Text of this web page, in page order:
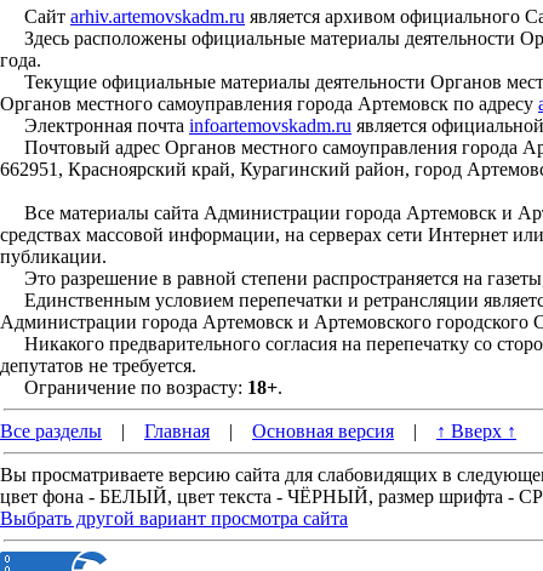
Сайт arhiv.artemovskadm.ru является архивом официального
Здесь расположены официальные материалы деятельности
года.
Текущие официальные материалы деятельности Органов
Органов местного самоуправления города Артемовск по адресу
Электронная почта infoartemovskadm.ru является
Почтовый адрес Органов местного самоуправления города
662951, Красноярский край, Курагинский район, город
Все материалы сайта Администрации города Артемовск и
средствах массовой информации, на серверах сети Интернет
публикации.
Это разрешение в равной степени распространяется на
Единственным условием перепечатки и ретрансляции
Администрации города Артемовск и Артемовского городского
Никакого предварительного согласия на перепечатку со
депутатов не требуется.
Ограничение по возрасту: 18+.
Все разделы | Главная | Основная версия | ↑ Вверх ↑
Вы просматриваете версию сайта для слабовидящих в
цвет фона - БЕЛЫЙ, цвет текста - ЧЁРНЫЙ, размер шрифта -
Выбрать другой вариант просмотра сайта